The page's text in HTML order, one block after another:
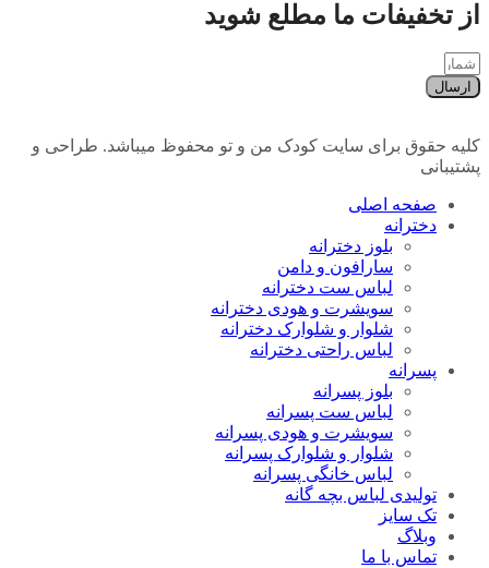
از تخفیفات ما مطلع شوید
ارسال
کلیه حقوق برای سایت کودک من و تو محفوظ میباشد. طراحی و
پشتیبانی
صفحه اصلی
دخترانه
بلوز دخترانه
سارافون و دامن
لباس ست دخترانه
سویشرت و هودی دخترانه
شلوار و شلوارک دخترانه
لباس راحتی دخترانه
پسرانه
بلوز پسرانه
لباس ست پسرانه
سویشرت و هودی پسرانه
شلوار و شلوارک پسرانه
لباس خانگی پسرانه
تولیدی لباس بچه گانه
تک سایز
وبلاگ
تماس با ما